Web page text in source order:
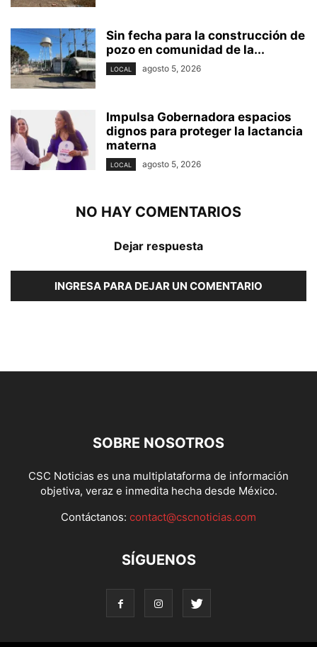
Sin fecha para la construcción de
pozo en comunidad de la...
LOCAL agosto 5, 2026
Impulsa Gobernadora espacios
dignos para proteger la lactancia
materna
LOCAL agosto 5, 2026
NO HAY COMENTARIOS
Dejar respuesta
INGRESA PARA DEJAR UN COMENTARIO
SOBRE NOSOTROS
CSC Noticias es una multiplataforma de información
objetiva, veraz e inmedita hecha desde México.
Contáctanos: contact@cscnoticias.com
SÍGUENOS